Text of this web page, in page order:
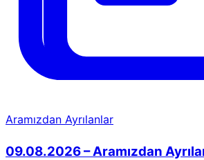
Aramızdan Ayrılanlar
09.08.2026 – Aramızdan